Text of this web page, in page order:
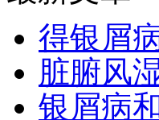
得银屑
脏腑风
银屑病